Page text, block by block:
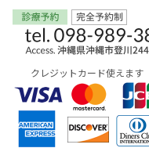
クレジットカード使えます